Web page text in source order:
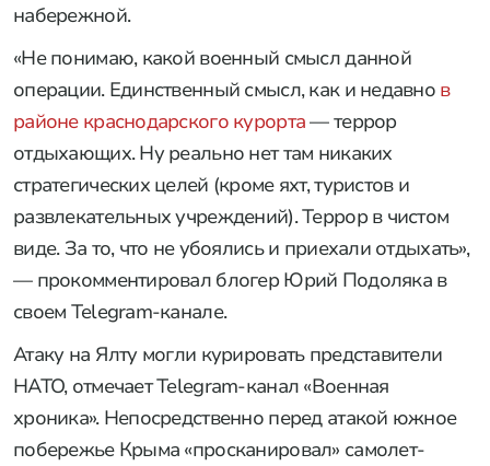
набережной.
«Не понимаю, какой военный смысл данной
операции. Единственный смысл, как и недавно в
районе краснодарского курорта— террор
отдыхающих. Ну реально нет там никаких
стратегических целей (кроме яхт, туристов и
развлекательных учреждений). Террор в чистом
виде. За то, что не убоялись и приехали отдыхать»,
— прокомментировал блогер Юрий Подоляка в
своем Telegram-канале.
Атаку на Ялту могли курировать представители
НАТО, отмечает Telegram-канал «Военная
хроника». Непосредственно перед атакой южное
побережье Крыма «просканировал» самолет-